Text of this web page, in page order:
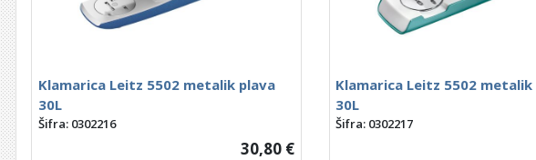
Klamarica Leitz 5502 metalik plava
30L
Šifra: 0302216
30,80 €
Klamarica Leitz 5502
30L
Šifra: 0302217